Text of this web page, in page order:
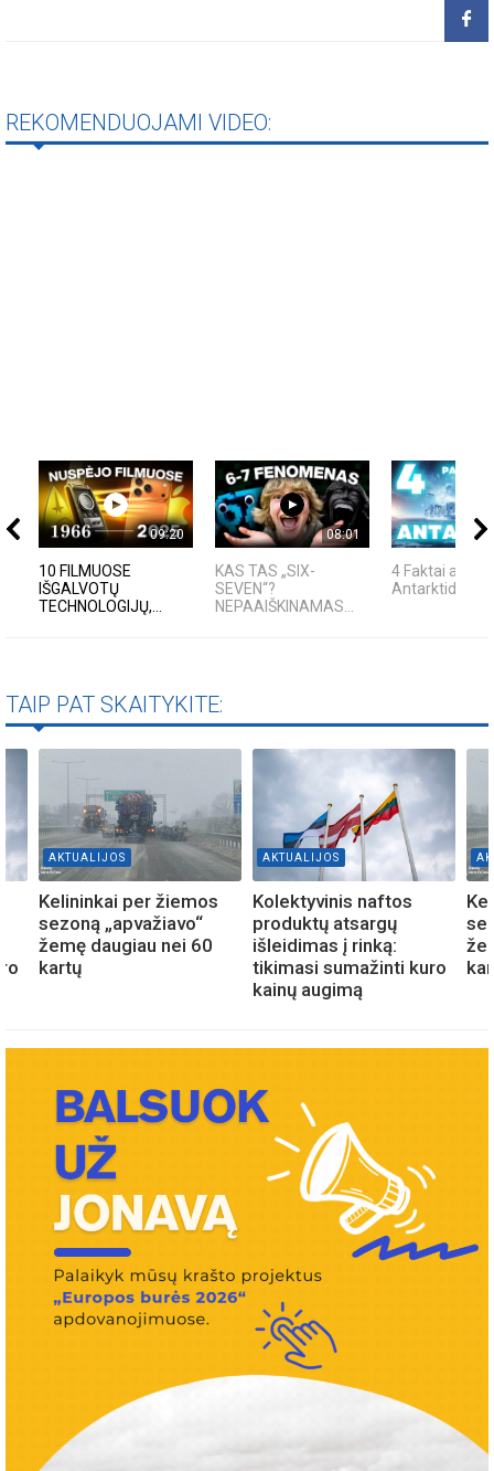
REKOMENDUOJAMI VIDEO:
09:20
10 FILMUOSE
IŠGALVOTŲ
TECHNOLOGIJŲ,...
08:01
KAS TAS „SIX-
SEVEN“?
NEPAAIŠKINAMAS...
4 Faktai apie
Antarktidą
TAIP PAT SKAITYKITE:
AKTUALIJOS
Kelininkai per žiemos
sezoną „apvažiavo“
žemę daugiau nei 60
kartų
AKTUALIJOS
Kolektyvinis naftos
produktų atsargų
išleidimas į rinką:
tikimasi sumažinti kuro
kainų augimą